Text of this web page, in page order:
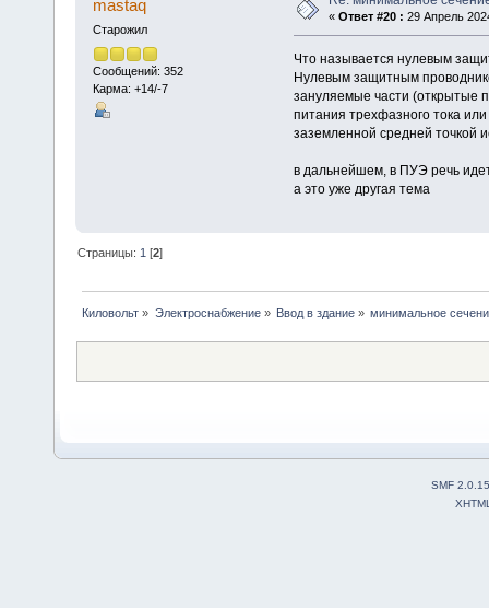
mastaq
Старожил
Сообщений: 352
Карма: +14/-7
« Ответ #20 : 29 Апрель
Что называется нулевым
Нулевым защитным
зануляемые части (открытые
питания трехфазного тока
заземленной средней точкой
в дальнейшем, в ПУЭ речь
а это уже другая тема
Страницы: 1 [2]
Киловольт » Электроснабжение» Ввод в здание» минимальное
SMF 2.0.15